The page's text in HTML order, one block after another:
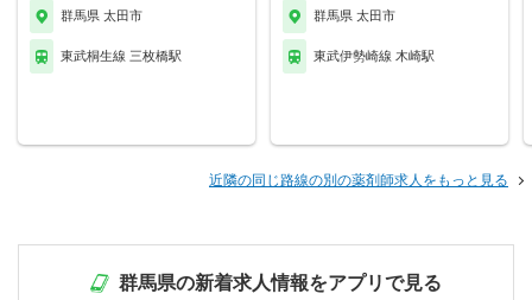
群馬県 太田市
東武桐生線 三枚橋駅
群馬県 太田市
東武伊勢崎線 木崎駅
近隣の同じ路線の別の薬剤師求人をもっと見る
群馬県の新着求人情報をアプリで見る